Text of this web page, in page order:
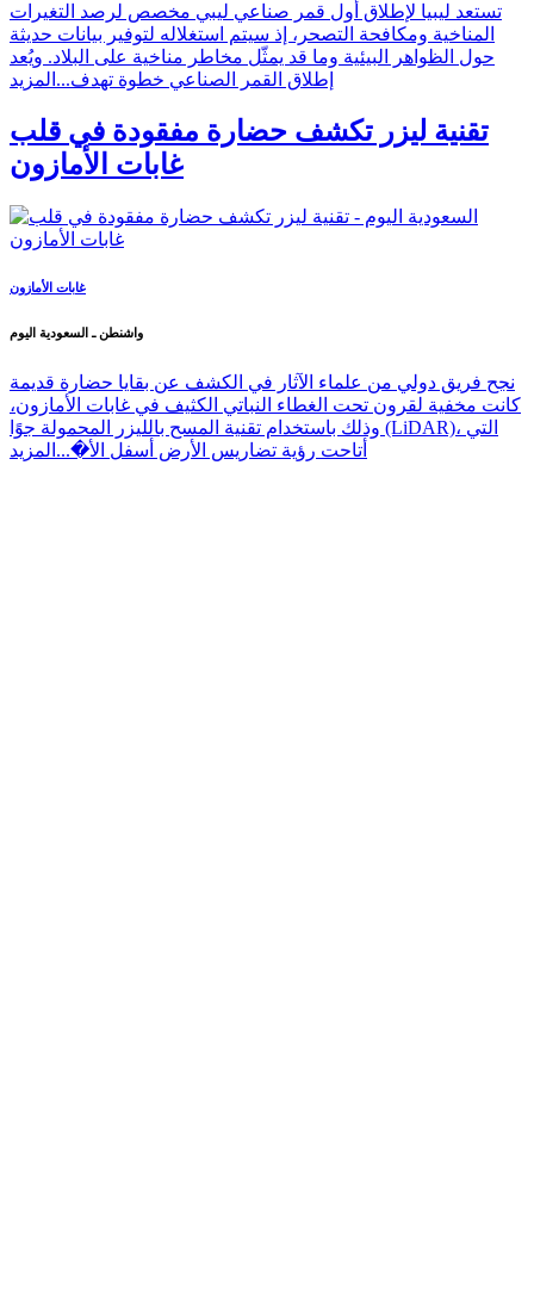
تستعد ليبيا لإطلاق أول قمر صناعي ليبي مخصص لرصد التغيرات
المناخية ومكافحة التصحر، إذ سيتم استغلاله لتوفير بيانات حديثة
حول الظواهر البيئية وما قد يمثّل مخاطر مناخية على البلاد. ويُعد
إطلاق القمر الصناعي خطوة تهدف... المزيد
تقنية ليزر تكشف حضارة مفقودة في قلب
غابات الأمازون
غابات الأمازون
واشنطن ـ السعودية اليوم
نجح فريق دولي من علماء الآثار في الكشف عن بقايا حضارة قديمة
كانت مخفية لقرون تحت الغطاء النباتي الكثيف في غابات الأمازون،
وذلك باستخدام تقنية المسح بالليزر المحمولة جوًا (LiDAR)، التي
أتاحت رؤية تضاريس الأرض أسفل الأ�... المزيد